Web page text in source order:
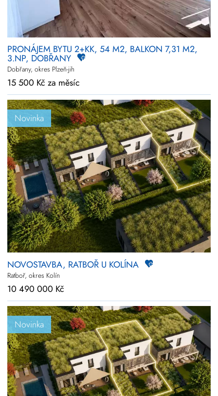
PRONÁJEM BYTU 2+KK, 54 M2, BALKON 7,31 M2,
3.NP, DOBŘANY
Dobřany, okres Plzeň-jih
15 500 Kč za měsíc
Novinka
NOVOSTAVBA, RATBOŘ U KOLÍNA
Ratboř, okres Kolín
10 490 000 Kč
Novinka